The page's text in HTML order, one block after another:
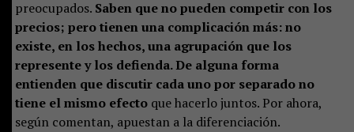
preocupados. Saben que no pueden competir con los
precios; pero tienen una complicación más: no
existe, en los hechos, una agrupación que los
represente y los defienda. De alguna forma
entienden que discutir cada uno por separado no
tiene el mismo efectoque hacerlo juntos. Por ahora,
según comentan, apuestan a la diferenciación.